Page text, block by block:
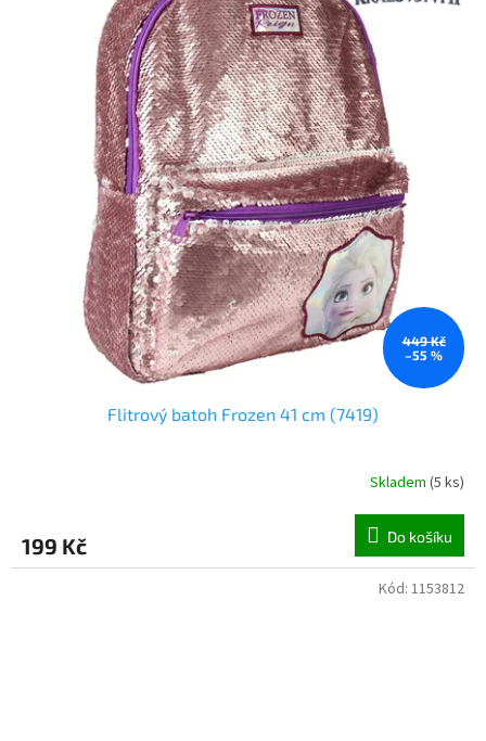
449 Kč
–55 %
Flitrový batoh Frozen 41 cm (7419)
Skladem (5 ks)
199 Kč Do košíku
Kód: 1153812